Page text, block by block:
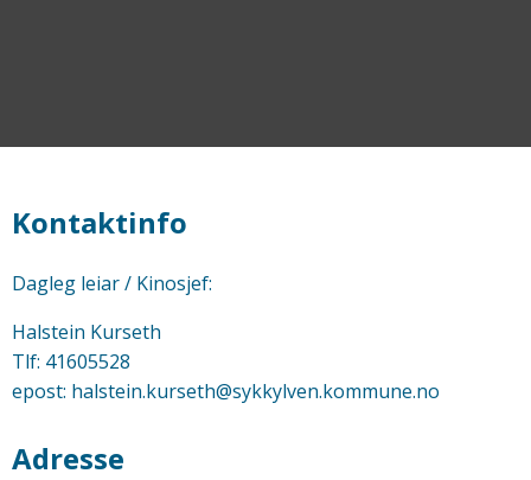
Kontaktinfo
Dagleg leiar / Kinosjef:
Halstein Kurseth
Tlf: 41605528
epost: halstein.kurseth@sykkylven.kommune.no
Adresse